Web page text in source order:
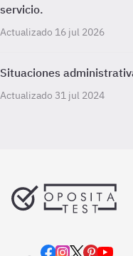
servicio.
Actualizado 16 jul 2026
Situaciones
Actualizado 31 jul 2024